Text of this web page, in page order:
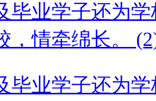
毕业学子还为
，情牵绵长。
毕业学子还为